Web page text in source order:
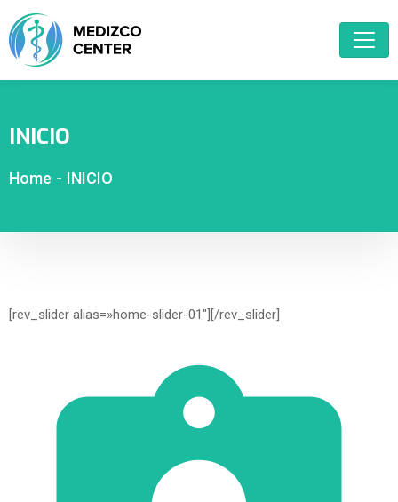
INICIO
Home - INICIO
[rev_slider alias=»home-slider-01″][/rev_slider]